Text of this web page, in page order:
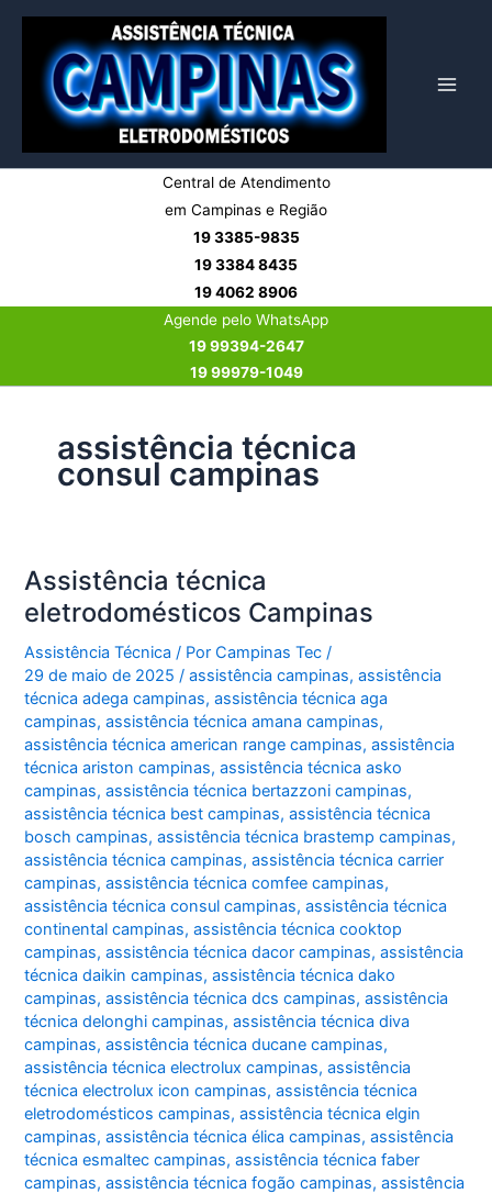
conteúdo
Central de Atendimento
em Campinas e Região
19 3385-9835
19 3384 8435
19 4062 8906
Agende pelo WhatsApp
19 99394-2647
19 99979-1049
assistência técnica
consul campinas
Assistência técnica
eletrodomésticos Campinas
Assistência Técnica / PorCampinas Tec/
29 de maio de 2025 /assistência campinas,assistência
técnica adega campinas,assistência técnica aga
campinas,assistência técnica amana campinas,
assistência técnica american range campinas,assistência
técnica ariston campinas,assistência técnica asko
campinas,assistência técnica bertazzoni campinas,
assistência técnica best campinas,assistência técnica
bosch campinas,assistência técnica brastemp campinas,
assistência técnica campinas,assistência técnica carrier
campinas,assistência técnica comfee campinas,
assistência técnica consul campinas,assistência técnica
continental campinas,assistência técnica cooktop
campinas,assistência técnica dacor campinas,assistência
técnica daikin campinas,assistência técnica dako
campinas,assistência técnica dcs campinas,assistência
técnica delonghi campinas,assistência técnica diva
campinas,assistência técnica ducane campinas,
assistência técnica electrolux campinas,assistência
técnica electrolux icon campinas,assistência técnica
eletrodomésticos campinas,assistência técnica elgin
campinas,assistência técnica élica campinas,assistência
técnica esmaltec campinas,assistência técnica faber
campinas,assistência técnica fogão campinas,assistência